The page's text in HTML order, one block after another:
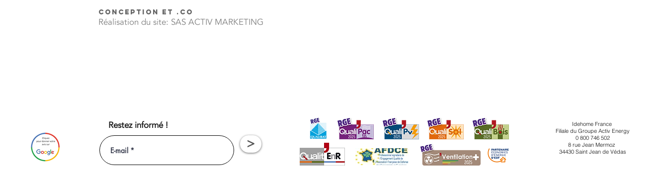
Conception et .co
Réalisation du site: SAS ACTIV MARKETING
Restez informé !
>
Idehome France
Filiale du Groupe Activ Energy
0 800 746 502
8 rue Jean Mermoz
34430 Saint Jean de Védas